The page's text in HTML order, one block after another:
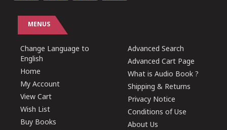
MENUS
Change Language to
English
Home
My Account
View Cart
Wish List
Buy Books
Advanced Search
Advanced Cart Page
What is Audio Book ?
Shipping & Returns
Privacy Notice
Conditions of Use
About Us